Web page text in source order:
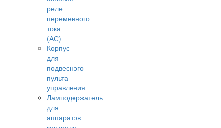
реле
переменного
тока
(АС)
Корпус
для
подвесного
пульта
управления
Ламподержатель
для
аппаратов